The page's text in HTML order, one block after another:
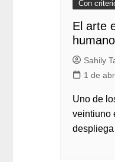
Con
El arte
humano
Sahily
1 de
Uno de
veintiuno